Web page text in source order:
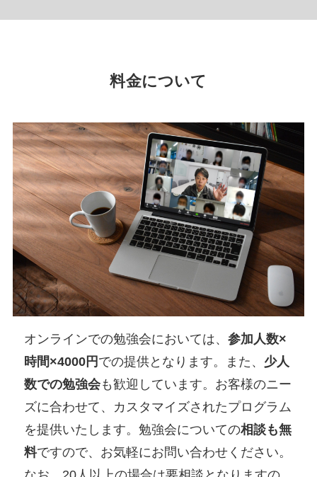
料金について
オンラインでの勉強会においては、参加人数×
時間×4000円 での提供となります。また、 少人
数での勉強会も歓迎しています。お客様のニー
ズに合わせて、カスタマイズされたプログラム
を提供いたします。勉強会についての相談も無
料ですので、お気軽にお問い合わせください。